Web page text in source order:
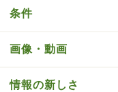
条件
画像・動画
情報の新しさ